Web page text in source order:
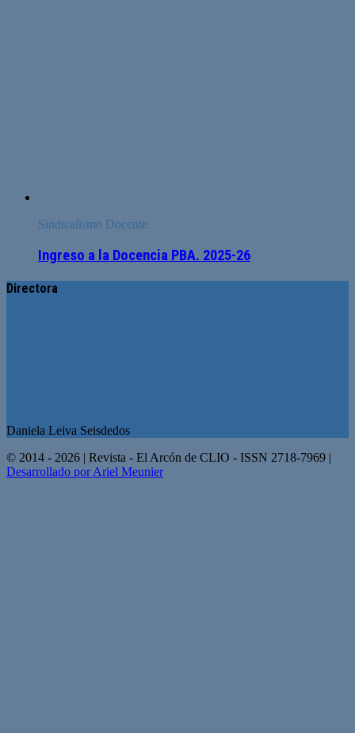
Sindicalismo Docente
Ingreso a la Docencia PBA. 2025-26
Directora
Daniela Leiva Seisdedos
© 2014 - 2026 | Revista - El Arcón de CLIO - ISSN 2718-7969 |
Desarrollado por Ariel Meunier